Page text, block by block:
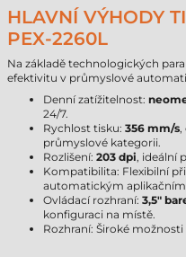
HLAVNÍ VÝHODY
PEX-2260L
Na základě technologických
efektivitu v průmyslové
Denní zatížitelnost:
24/7.
Rychlost tisku: 356 mm/s,
průmyslové kategorii.
Rozlišení: 203 dpi, ideální
Kompatibilita: Flexibilní
automatickým
Ovládací rozhraní: 3,5"
konfiguraci na místě.
Rozhraní: Široké